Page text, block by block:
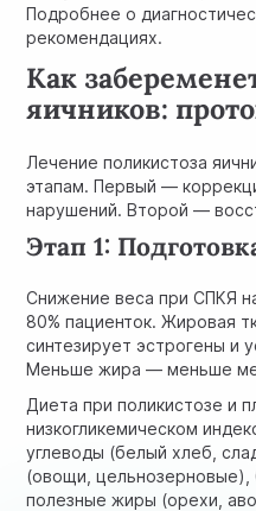
Подробнее о
рекомендациях.
Как
яичников:
Лечение поликистоза
этапам. Первый —
нарушений. Второй —
Этап 1:
Снижение веса при СПКЯ
80% пациенток. Жировая
синтезирует эстрогены и
Меньше жира — меньше
Диета при поликистозе и
низкогликемическом
углеводы (белый хлеб,
(овощи, цельнозерновые),
полезные жиры (орехи,